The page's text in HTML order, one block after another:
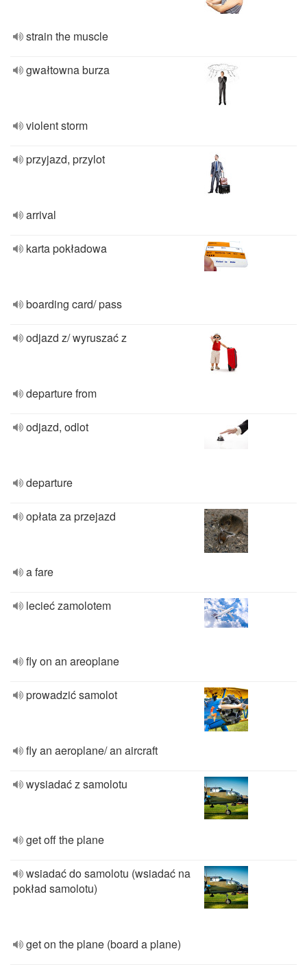
strain the muscle
gwałtowna burza
violent storm
przyjazd, przylot
arrival
karta pokładowa
boarding card/ pass
odjazd z/ wyruszać z
departure from
odjazd, odlot
departure
opłata za przejazd
a fare
lecieć zamolotem
fly on an areoplane
prowadzić samolot
fly an aeroplane/ an aircraft
wysiadać z samolotu
get off the plane
wsiadać do samolotu (wsiadać na
pokład samolotu)
get on the plane (board a plane)